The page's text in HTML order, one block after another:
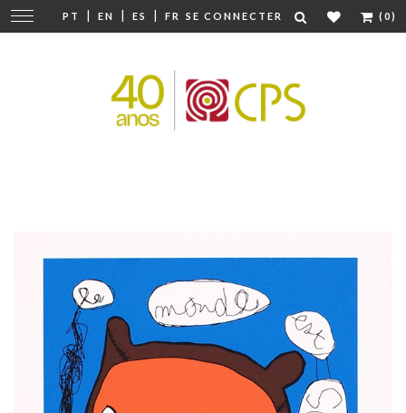
PT | EN | ES | FR SE CONNECTER (0)
Modifier
la